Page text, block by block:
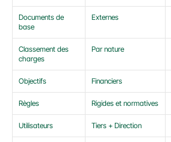
Documents de
base
Externes
Classement des
charges
Par nature
Objectifs Financiers
Règles Rigides et normatives
Utilisateurs Tiers + Direction